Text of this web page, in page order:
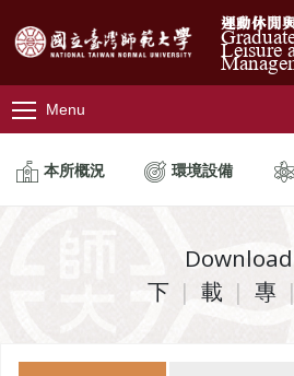
運動休閒
Leisure
Menu
本所概況 環境設備
Download
下 載 專